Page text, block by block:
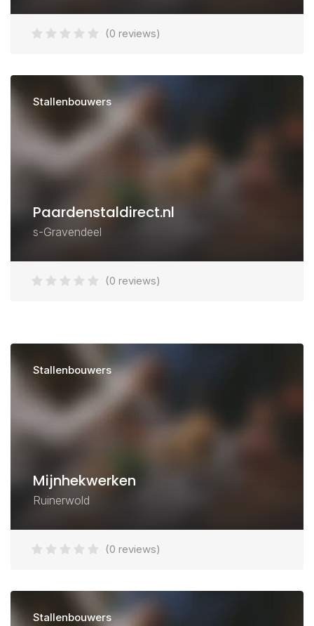
(0 reviews)
Stallenbouwers
Paardenstaldirect.nl
s-Gravendeel
(0 reviews)
Stallenbouwers
Mijnhekwerken
Ruinerwold
(0 reviews)
Stallenbouwers